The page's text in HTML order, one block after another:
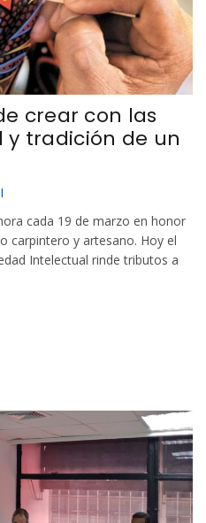
crear con las
y tradición de un
cada 19 de marzo en honor
carpintero y artesano. Hoy el
Intelectual rinde tributos a